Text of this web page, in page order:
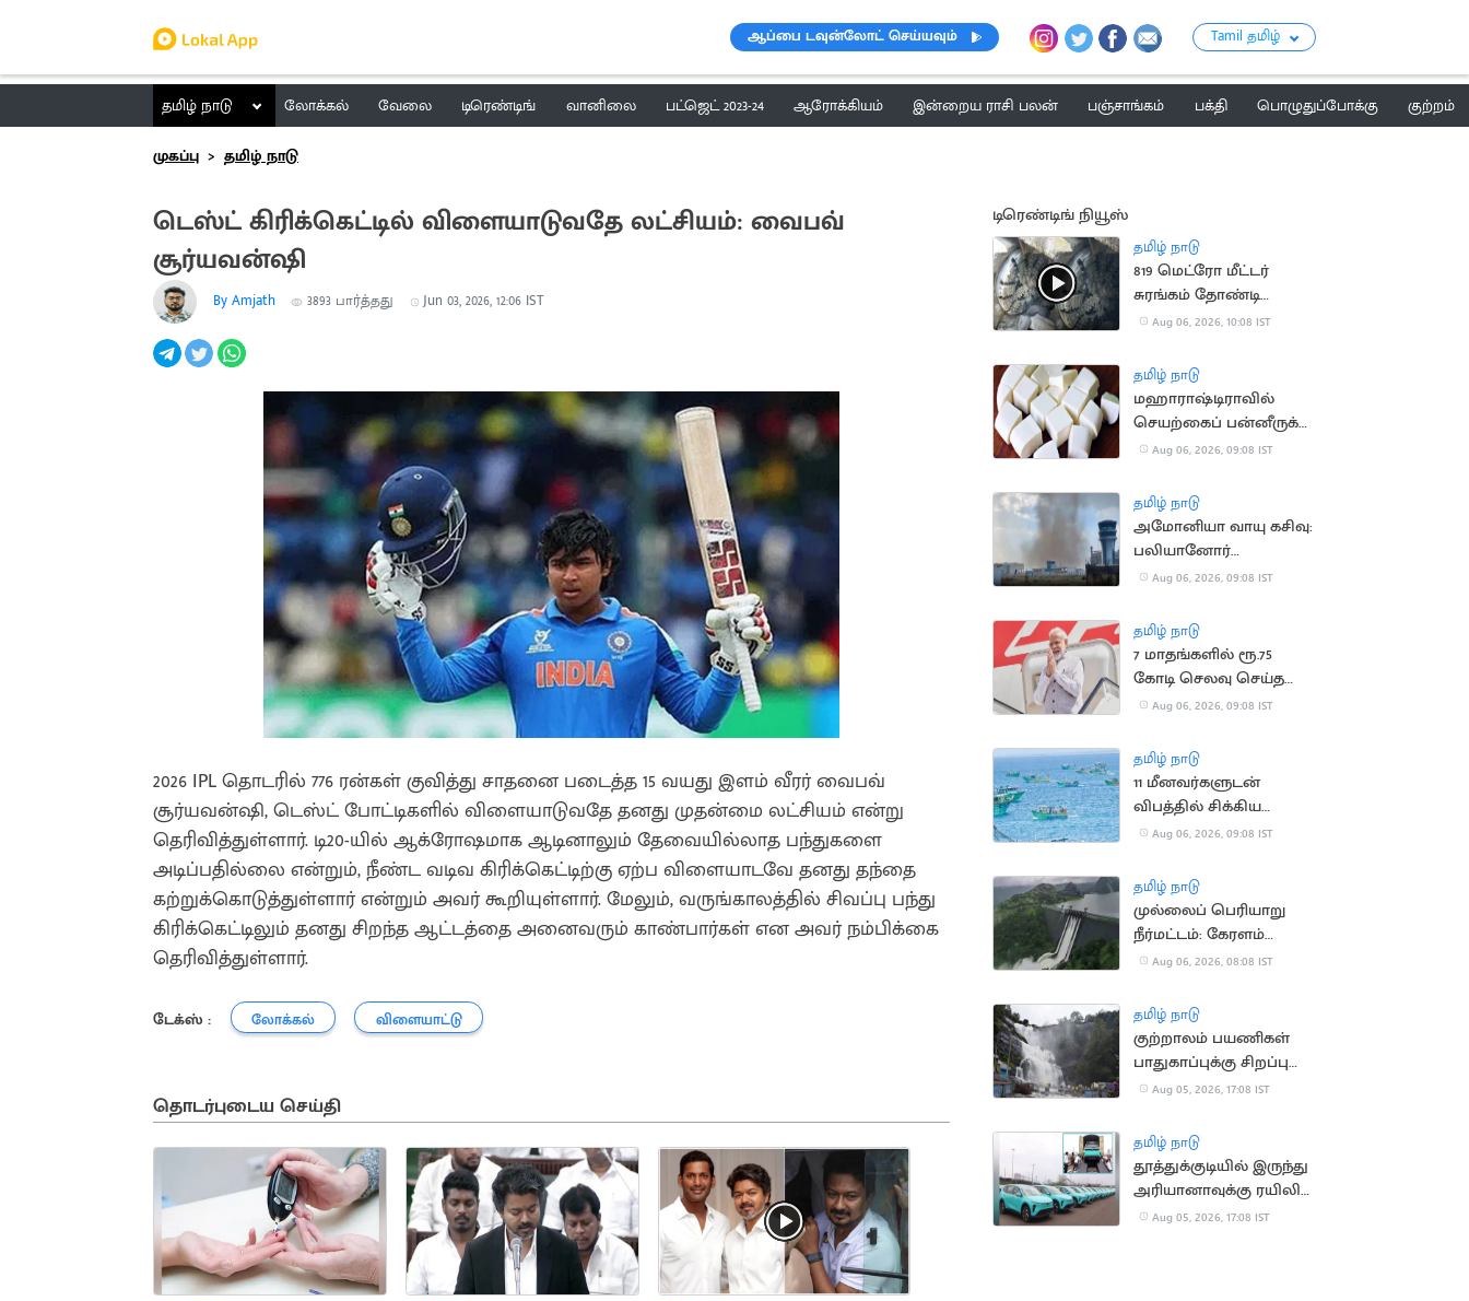
ஆப்பை டவுன்லோட் செய்யவும் Tamil தமிழ்
தமிழ் நாடு லோக்கல் வேலை டிரெண்டிங் வானிலை பட்ஜெட் 2023-24 ஆரோக்கியம் இன்றைய ராசி பலன் பஞ்சாங்கம் பக்தி பொழுதுப்போக்கு
குற்றம்
முகப்பு
தமிழ் நாடு
டெஸ்ட் கிரிக்கெட்டில் விளையாடுவதே லட்சியம்: வைபவ்
சூர்யவன்ஷி
By Amjath 3893 பார்த்தது Jun 03, 2026, 12:06 IST
2026 IPL தொடரில் 776 ரன்கள் குவித்து சாதனை படைத்த 15 வயது இளம் வீரர் வைபவ்
சூர்யவன்ஷி, டெஸ்ட் போட்டிகளில் விளையாடுவதே தனது முதன்மை லட்சியம் என்று
தெரிவித்துள்ளார். டி20-யில் ஆக்ரோஷமாக ஆடினாலும் தேவையில்லாத பந்துகளை
அடிப்பதில்லை என்றும், நீண்ட வடிவ கிரிக்கெட்டிற்கு ஏற்ப விளையாடவே தனது தந்தை
கற்றுக்கொடுத்துள்ளார் என்றும் அவர் கூறியுள்ளார். மேலும், வருங்காலத்தில் சிவப்பு பந்து
கிரிக்கெட்டிலும் தனது சிறந்த ஆட்டத்தை அனைவரும் காண்பார்கள் என அவர் நம்பிக்கை
தெரிவித்துள்ளார்.
டேக்ஸ் : லோக்கல் விளையாட்டு
தொடர்புடைய செய்தி
டிரெண்டிங் நியூஸ்
தமிழ் நாடு
819 மெட்ரோ மீட்டர்
சுரங்கம் தோண்டி
நீலகிரி இயந்திரம்
Aug 06, 2026, 10:08 IST
தமிழ் நாடு
மஹாராஷ்டிராவில்
செயற்கைப் பன்னீருக்கு
ஓராண்டு தடை
Aug 06, 2026, 09:08 IST
தமிழ் நாடு
அமோனியா வாயு கசிவு:
பலியானோர்
குடும்பங்களுக்கு ரூ.10
Aug 06, 2026, 09:08 IST
தமிழ் நாடு
7 மாதங்களில் ரூ.75
கோடி செலவு செய்த
பிரதமர் மோடி
Aug 06, 2026, 09:08 IST
தமிழ் நாடு
11 மீனவர்களுடன்
விபத்தில் சிக்கிய
இந்திய மீனவர்களின்
Aug 06, 2026, 09:08 IST
தமிழ் நாடு
முல்லைப் பெரியாறு
நீர்மட்டம்: கேரளம்
அமைச்சர் எச்சரிக்கை
Aug 06, 2026, 08:08 IST
தமிழ் நாடு
குற்றாலம் பயணிகள்
பாதுகாப்புக்கு சிறப்பு
கண்காணிப்பு குழு
Aug 05, 2026, 17:08 IST
தமிழ் நாடு
தூத்துக்குடியில் இருந்து
அரியானாவுக்கு ரயிலில்
செல்லும் மின்சார
Aug 05, 2026, 17:08 IST